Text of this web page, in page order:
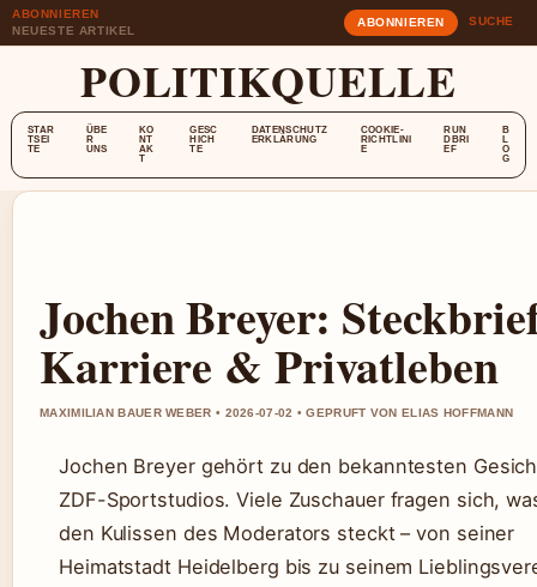
ABONNIEREN
NEUESTE ARTIKEL
ABONNIEREN SUCHE
POLITIKQUELLE
STAR
TSEI
TE
ÜBE
R
UNS
KO
NT
AK
T
GESC
HICH
TE
DATENSCHUTZ
ERKLÄRUNG
COOKIE-
RICHTLINI
E
RUN
DBRI
EF
B
L
O
G
Jochen Breyer:
Karriere & Privatleben
MAXIMILIAN BAUER WEBER • 2026-07-02 • GEPRUFT VON ELIAS HOFFMANN
Jochen Breyer gehört zu den bekanntesten
ZDF-Sportstudios. Viele Zuschauer fragen sich,
den Kulissen des Moderators steckt – von seiner
Heimatstadt Heidelberg bis zu seinem